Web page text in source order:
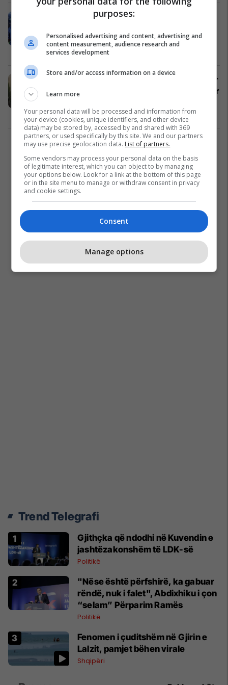
Nga Terry te Lampard dhe Drogba –
formacionin më të mirë në histori të
Chelseat
Premier League
Tifozët e Chelseat emocionohen kur
e shikojnë Ashley Colen duke u folur
Liga e Kampionëve 18/04/2023
1
Trend Telegrafi
Gjithçka që ndodhi në Kuvendin e
jashtëzakonshëm të LDK-së
Politikë
"Nëse është përfshirë, ka gabuar
rëndë, nuk i falet", Abdixhiku i çon
“selam” Përparim Ramës
Politikë
Fenomen i çuditshëm në Gjirin e
Lalzit, pamjet bëhen virale
Shqipëri
purposes:
Personalised advertising and content, advertising and
content measurement, audience research and
services development
Store and/or access information on a device
Learn more
Your personal data will be processed and information from
your device (cookies, unique identifiers, and other device
data) may be stored by, accessed by and shared with 369
partners, or used specifically by this site. We and our partners
may use precise geolocation data. List of partners.
Some vendors may process your personal data on the basis
of legitimate interest, which you can object to by managing
your options below. Look for a link at the bottom of this page
or in the site menu to manage or withdraw consent in privacy
and cookie settings.
Consent
Manage options